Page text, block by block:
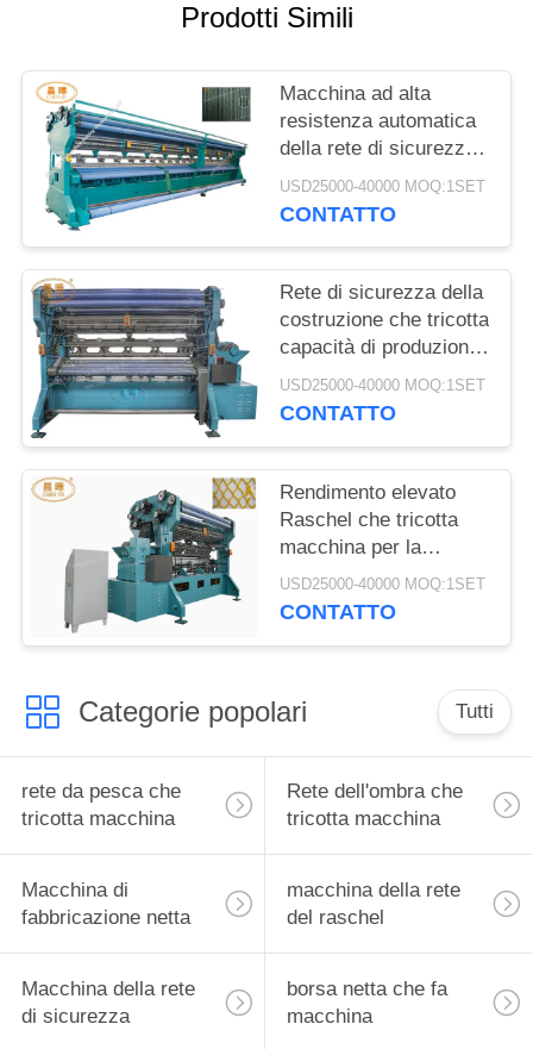
INFORMATIVA
SULLA
PRIVACY
Prodotti Simili
Macchina ad alta
resistenza automatica
della rete di sicurezza
per protezione di
caduta della
USD25000-40000 MOQ:1SET
CONTATTO
Rete di sicurezza della
costruzione che tricotta
capacità di produzione
a macchina 300 - 400
chilogrammi/giorno
USD25000-40000 MOQ:1SET
CONTATTO
Rendimento elevato
Raschel che tricotta
macchina per la
fabbricazione di rete di
sicurezza della
USD25000-40000 MOQ:1SET
CONTATTO
Categorie popolari Tutti
rete da pesca che
tricotta macchina
Rete dell'ombra che
tricotta macchina
Macchina di
fabbricazione netta
macchina della rete
del raschel
Macchina della rete
di sicurezza
borsa netta che fa
macchina